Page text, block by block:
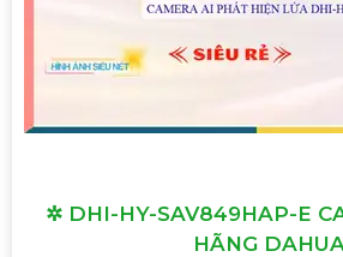
✲ DHI-HY-SAV849HAP-E
HÃNG